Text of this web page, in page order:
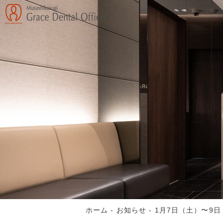
ホーム - お知らせ - 1月7日（土）〜9